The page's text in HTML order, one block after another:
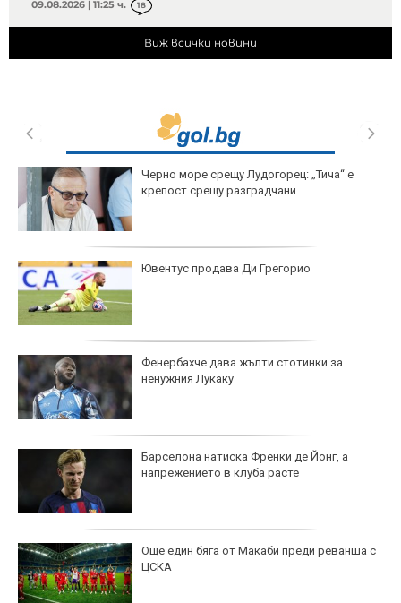
09.08.2026 | 11:25 ч. 18
Виж всички новини
Черно море срещу Лудогорец: „Тича“ е
крепост срещу разградчани
Ювентус продава Ди Грегорио
Фенербахче дава жълти стотинки за
ненужния Лукаку
Барселона натиска Френки де Йонг, а
напрежението в клуба расте
Още един бяга от Макаби преди реванша с
ЦСКА